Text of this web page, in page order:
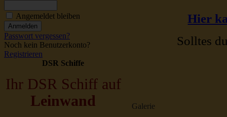
Angemeldet bleiben
Passwort vergessen?
Noch kein Benutzerkonto?
Registrieren
DSR Schiffe
Ihr DSR Schiff auf
Leinwand
Hier
Solltes
Galerie